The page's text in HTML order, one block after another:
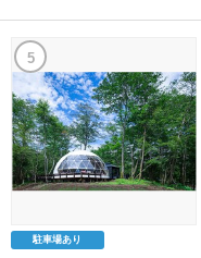
5
駐車場あり